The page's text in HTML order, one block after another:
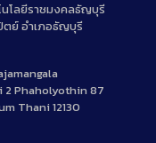
นโลยีราชมงคลธัญบุรี
ตย์ อำเภอธัญบุรี
Phaholyothin 87
Thani 12130